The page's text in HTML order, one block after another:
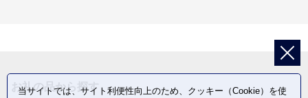
お礼の品から探す
当サイトでは、サイト利便性向上のため、クッキー（Cookie）を使